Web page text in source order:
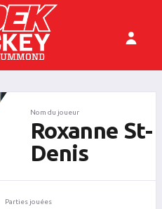
Nom du joueur
Roxanne St-
Denis
Parties jouées